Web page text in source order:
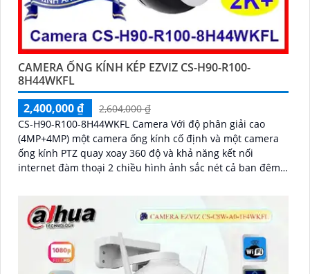
CAMERA ỐNG KÍNH KÉP EZVIZ CS-H90-R100-
8H44WKFL
2,400,000 ₫
2,604,000 ₫
CS-H90-R100-8H44WKFL Camera Với độ phân giải cao
(4MP+4MP) một camera ống kính cố định và một camera
ống kính PTZ quay xoay 360 độ và khả năng kết nối
internet đàm thoại 2 chiều hình ảnh sắc nét cả ban đêm
văn phòng Camera an ninh không dây CS-H90-R100-
8H44WKFL mang đến sự an toàn và tiện lợi.